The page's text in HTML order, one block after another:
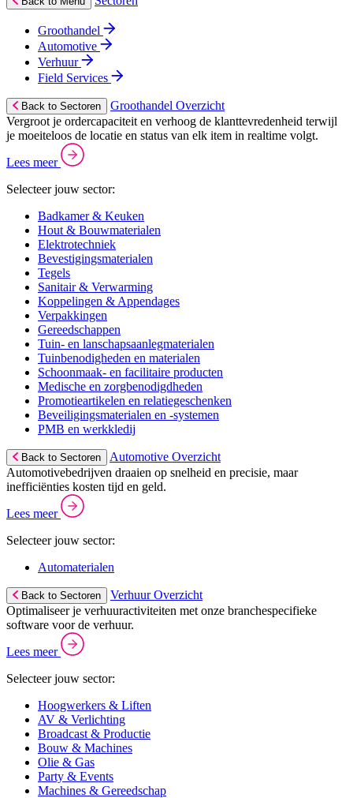
Groothandel
Automotive
Verhuur
Field Services
Back to Sectoren
Groothandel Overzicht
Vergroot je ordercapaciteit en verhoog de klanttevredenheid terwijl
je moeiteloos de locatie en status van elk item in realtime volgt.
Lees meer
Selecteer jouw sector:
Badkamer & Keuken
Hout & Bouwmaterialen
Elektrotechniek
Bevestigingsmaterialen
Tegels
Sanitair & Verwarming
Koppelingen & Appendages
Verpakkingen
Gereedschappen
Tuin- en lanschapsaanlegmaterialen
Tuinbenodigheden en materialen
Schoonmaak- en facilitaire producten
Medische en zorgbenodigdheden
Promotieartikelen en relatiegeschenken
Beveiligingsmaterialen en -systemen
PMB en werkkledij
Back to Sectoren
Automotive Overzicht
Automotivebedrijven draaien op snelheid en precisie, maar
inefficiënties kosten tijd en geld.
Lees meer
Selecteer jouw sector:
Automaterialen
Back to Sectoren
Verhuur Overzicht
Optimaliseer je verhuuractiviteiten met onze branchespecifieke
software voor de verhuur.
Lees meer
Selecteer jouw sector:
Hoogwerkers & Liften
AV & Verlichting
Broadcast & Productie
Bouw & Machines
Olie & Gas
Party & Events
Machines & Gereedschap